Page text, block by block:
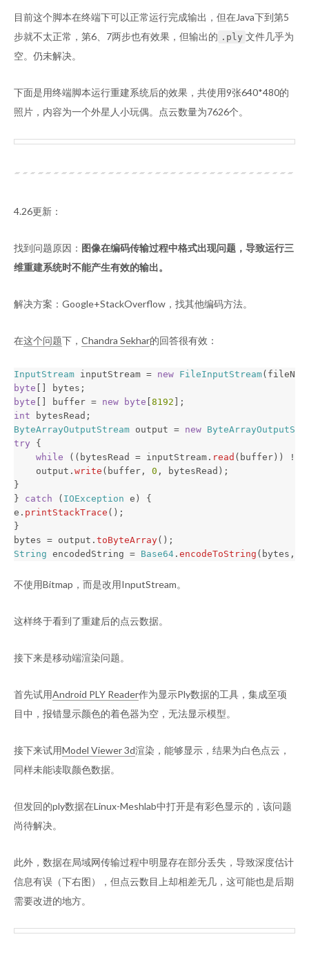
目前这个脚本在终端下可以正常运行完成输出，但在Java下到第5
步就不太正常，第6、7两步也有效果，但输出的 .ply 文件几乎为
空。仍未解决。
下面是用终端脚本运行重建系统后的效果，共使用9张640*480的
照片，内容为一个外星人小玩偶。点云数量为7626个。
4.26更新：
找到问题原因： 图像在编码传输过程中格式出现问题，导致运行三
维重建系统时不能产生有效的输出。
解决方案：Google+StackOverflow，找其他编码方法。
在这个问题下， Chandra Sekhar的回答很有效：
InputStream inputStream = new FileInputStream(
byte
bytes ;
byte
buffer = new byte 8192 ];
int
bytesRead ;
ByteArrayOutputStream output = new
try
{
while
(( bytesRead = inputStream . read ( buffer )) !=
output . write ( buffer , 0 , bytesRead );
}
}
catch ( IOException e )
{
e . printStackTrace ();
}
bytes = output . toByteArray();
String encodedString = Base64 . encodeToString ( bytes ,
不使用Bitmap，而是改用InputStream。
这样终于看到了重建后的点云数据。
接下来是移动端渲染问题。
首先试用Android PLY Reader作为显示Ply数据的工具，集成至项
目中，报错显示颜色的着色器为空，无法显示模型。
接下来试用Model Viewer 3d渲染，能够显示，结果为白色点云，
同样未能读取颜色数据。
但发回的ply数据在Linux-Meshlab中打开是有彩色显示的，该问题
尚待解决。
此外，数据在局域网传输过程中明显存在部分丢失，导致深度估计
信息有误（下右图），但点云数目上却相差无几，这可能也是后期
需要改进的地方。